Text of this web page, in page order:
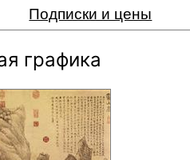
Подписки и цены
графика